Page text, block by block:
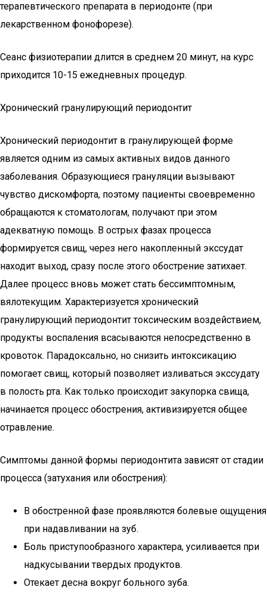
терапевтического препарата в периодонте (при
лекарственном фонофорезе).
Сеанс физиотерапии длится в среднем 20 минут, на курс
приходится 10-15 ежедневных процедур.
Хронический гранулирующий периодонтит
Хронический периодонтит в гранулирующей форме
является одним из самых активных видов данного
заболевания. Образующиеся грануляции вызывают
чувство дискомфорта, поэтому пациенты своевременно
обращаются к стоматологам, получают при этом
адекватную помощь. В острых фазах процесса
формируется свищ, через него накопленный экссудат
находит выход, сразу после этого обострение затихает.
Далее процесс вновь может стать бессимптомным,
вялотекущим. Характеризуется хронический
гранулирующий периодонтит токсическим воздействием,
продукты воспаления всасываются непосредственно в
кровоток. Парадоксально, но снизить интоксикацию
помогает свищ, который позволяет изливаться экссудату
в полость рта. Как только происходит закупорка свища,
начинается процесс обострения, активизируется общее
отравление.
Симптомы данной формы периодонтита зависят от стадии
процесса (затухания или обострения):
В обостренной фазе проявляются болевые ощущения
при надавливании на зуб.
Боль приступообразного характера, усиливается при
надкусывании твердых продуктов.
Отекает десна вокруг больного зуба.